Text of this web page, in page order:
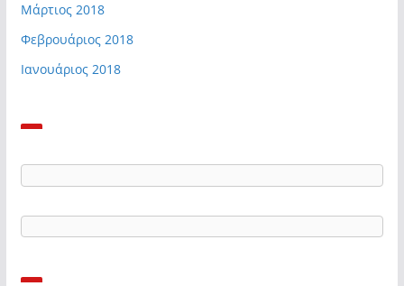
Μάρτιος 2018
Φεβρουάριος 2018
Ιανουάριος 2018